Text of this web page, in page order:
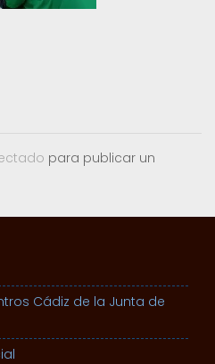
para publicar un
Cádiz de la Junta de